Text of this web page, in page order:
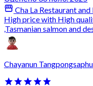
Cha La Restaurant
High price with High
,Tasmanian salmon and
Chayanun